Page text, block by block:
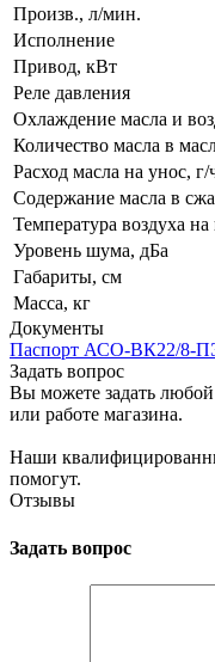
Произв., л/мин.
Исполнение
Привод, кВт
Реле давления
Охлаждение масла и
Количество масла в
Расход масла на унос, г/
Содержание масла в
Температура воздуха
Уровень шума, дБа
Габариты, см
Масса, кг
Документы
Паспорт АСО-ВК22/8-
Задать вопрос
Вы можете задать
или работе магазина.
Наши
помогут.
Отзывы
Задать вопрос